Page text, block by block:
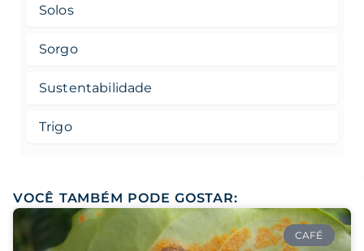
Solos
Sorgo
Sustentabilidade
Trigo
VOCÊ TAMBÉM PODE GOSTAR:
CAFÉ